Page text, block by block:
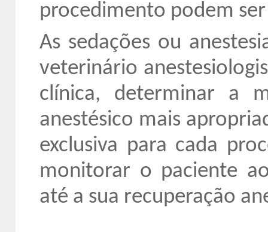
procedimento podem
As sedações ou
veterinário
clínica, determinar a
anestésico mais
exclusiva para cada
monitorar o paciente
até a sua recuperação